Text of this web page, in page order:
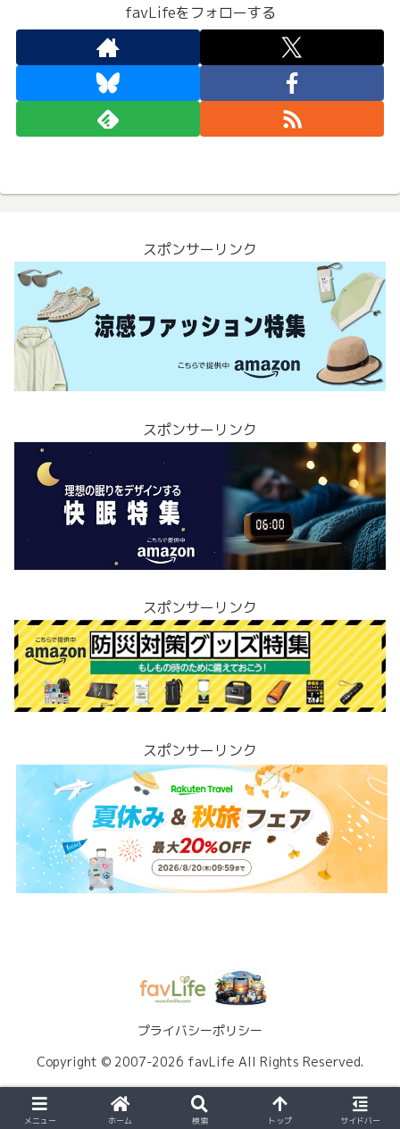
favLifeをフォローする
スポンサーリンク
スポンサーリンク
スポンサーリンク
スポンサーリンク
プライバシーポリシー
Copyright © 2007-2026 favLife All Rights Reserved.
メニュー ホーム 検索 トップ サイドバー